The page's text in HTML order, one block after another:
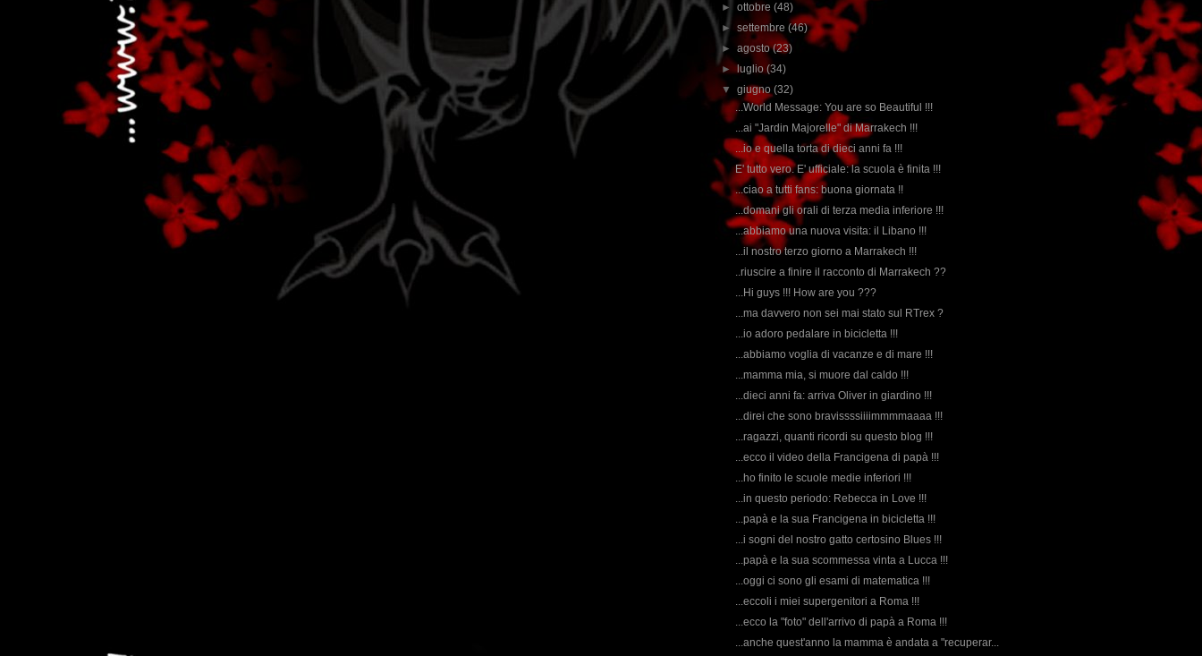
►ottobre(48)
►settembre(46)
►agosto(23)
►luglio(34)
▼giugno(32)
...World Message: You are so Beautiful !!!
...ai "Jardin Majorelle" di Marrakech !!!
...io e quella torta di dieci anni fa !!!
E' tutto vero. E' ufficiale: la scuola è finita !!!
...ciao a tutti fans: buona giornata !!
...domani gli orali di terza media inferiore !!!
...abbiamo una nuova visita: il Libano !!!
...il nostro terzo giorno a Marrakech !!!
..riuscire a finire il racconto di Marrakech ??
...Hi guys !!! How are you ???
...ma davvero non sei mai stato sul RTrex ?
...io adoro pedalare in bicicletta !!!
...abbiamo voglia di vacanze e di mare !!!
...mamma mia, si muore dal caldo !!!
...dieci anni fa: arriva Oliver in giardino !!!
...direi che sono bravissssiiiimmmmaaaa !!!
...ragazzi, quanti ricordi su questo blog !!!
...ecco il video della Francigena di papà !!!
...ho finito le scuole medie inferiori !!!
...in questo periodo: Rebecca in Love !!!
...papà e la sua Francigena in bicicletta !!!
...i sogni del nostro gatto certosino Blues !!!
...papà e la sua scommessa vinta a Lucca !!!
...oggi ci sono gli esami di matematica !!!
...eccoli i miei supergenitori a Roma !!!
...ecco la "foto" dell'arrivo di papà a Roma !!!
...anche quest'anno la mamma è andata a "recuperar...